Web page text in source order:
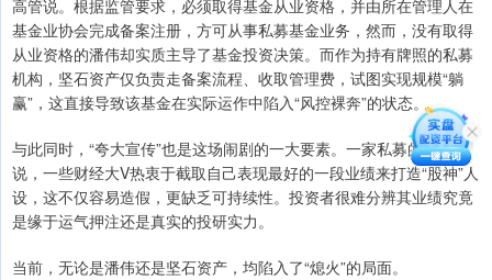
高管说。根据监管要求，必须取得基金从业资格，并由所在管理人在
基金业协会完成备案注册，方可从事私募基金业务，然而，没有取得
从业资格的潘伟却实质主导了基金投资决策。而作为持有牌照的私募
机构，坚石资产仅负责走备案流程、收取管理费，试图实现规模“躺
赢”，这直接导致该基金在实际运作中陷入“风控裸奔”的状态。
与此同时，“夸大宣传”也是这场闹剧的一大要素。一家私募的合伙人
说，一些财经大V热衷于截取自己表现最好的一段业绩来打造“股神”人
设，这不仅容易造假，更缺乏可持续性。投资者很难分辨其业绩究竟
是缘于运气押注还是真实的投研实力。
当前，无论是潘伟还是坚石资产，均陷入了“熄火”的局面。